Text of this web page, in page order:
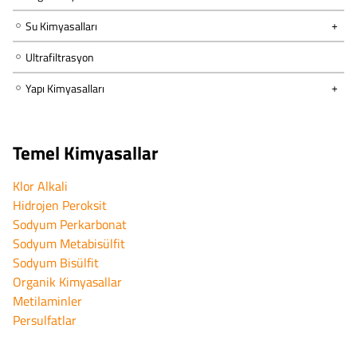
Su Kimyasalları
Ultrafiltrasyon
Yapı Kimyasalları
Temel Kimyasallar
Klor Alkali
Hidrojen Peroksit
Sodyum Perkarbonat
Sodyum Metabisülfit
Sodyum Bisülfit
Organik Kimyasallar
Metilaminler
Persulfatlar